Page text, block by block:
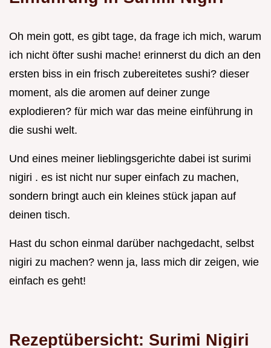
Oh mein gott, es gibt tage, da frage ich mich, warum
ich nicht öfter sushi mache! erinnerst du dich an den
ersten biss in ein frisch zubereitetes sushi? dieser
moment, als die aromen auf deiner zunge
explodieren? für mich war das meine einführung in
die sushi welt.
Und eines meiner lieblingsgerichte dabei ist surimi
nigiri . es ist nicht nur super einfach zu machen,
sondern bringt auch ein kleines stück japan auf
deinen tisch.
Hast du schon einmal darüber nachgedacht, selbst
nigiri zu machen? wenn ja, lass mich dir zeigen, wie
einfach es geht!
Rezeptübersicht: Surimi Nigiri